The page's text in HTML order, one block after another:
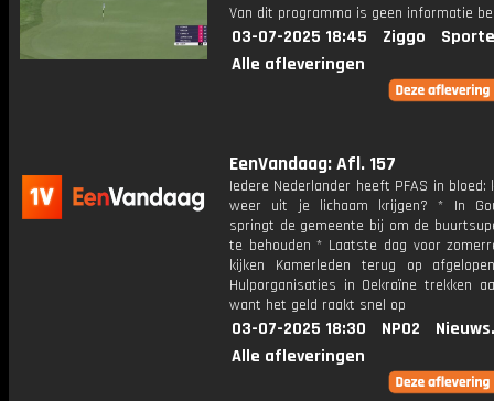
Van dit programma is geen informatie
03-07-2025 18:45 Ziggo
Alle afleveringen
EenVandaag: Afl. 157
Iedere Nederlander heeft PFAS in bloed:
weer uit je lichaam krijgen? * In
springt de gemeente bij om de
te behouden * Laatste dag voor
kijken Kamerleden terug op
Hulporganisaties in Oekraïne trekken
want het geld raakt snel op
03-07-2025 18:30 NPO2
Alle afleveringen